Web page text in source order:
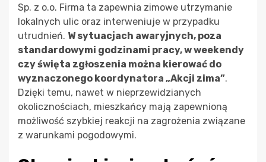
Sp. z o.o. Firma ta zapewnia zimowe utrzymanie
lokalnych ulic oraz interweniuje w przypadku
utrudnień. W sytuacjach awaryjnych, poza
standardowymi godzinami pracy, w weekendy
czy święta zgłoszenia można kierować do
wyznaczonego koordynatora „Akcji zima”.
Dzięki temu, nawet w nieprzewidzianych
okolicznościach, mieszkańcy mają zapewnioną
możliwość szybkiej reakcji na zagrożenia związane
z warunkami pogodowymi.